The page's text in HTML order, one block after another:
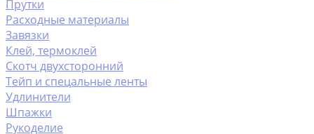
Прутки
Расходные материалы
Завязки
Клей, термоклей
Скотч двухсторонний
Тейп и спецальные ленты
Удлинители
Шпажки
Рукоделие